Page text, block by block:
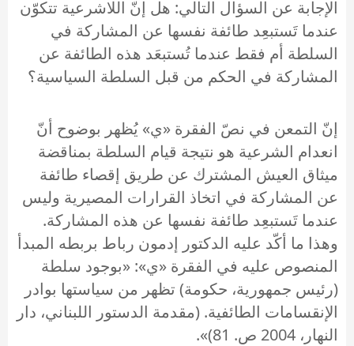
الإجابة عن السؤال التالي: هل إنّ اللاشرعية تتكوّن
عندما تَستبعِد طائفة نفسها عن المشاركة في
السلطة أم فقط عندما تُستبعَد هذه الطائفة عن
المشاركة في الحكم من قبل السلطة السياسية؟
إنّ التمعن في نصّ الفقرة «ي» يُظهر بوضوح أنّ
انعدام الشرعية هو نتيجة قيام السلطة بمناقضة
ميثاق العيش المشترك عن طريق إقصاء طائفة
عن المشاركة في اتخاذ القرارات المصيرية وليس
عندما تَستبعِد طائفة نفسها عن هذه المشاركة.
وهذا ما أكّد عليه الدكتور إدمون رباط بربطه المبدأ
المنصوص عليه في الفقرة «ي»: «بوجود سلطة
(رئيس جمهورية، حكومة) تظهر من سياستها بوادر
الإنقسامات الطائفية. (مقدمة الدستور اللبناني، دار
النهار، 2004 ص. 81)».